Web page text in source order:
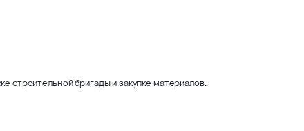
строительной бригады и закупке материалов.